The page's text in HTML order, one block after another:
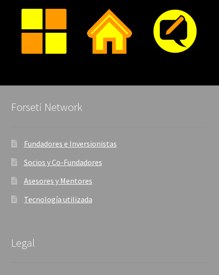
Forseti Network
Fundadores e Inversionistas
Socios y Co-Fundadores
Asesores y Mentores
Tecnología utilizada
Legal